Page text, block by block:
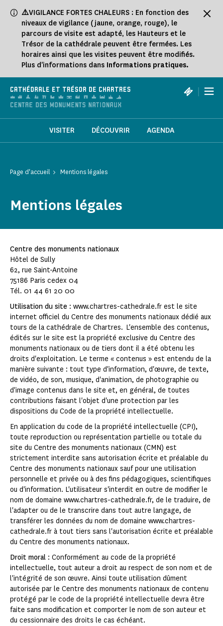
⚠️VIGILANCE FORTES CHALEURS : En fonction des
niveaux de vigilance (jaune, orange, rouge), le
parcours de visite est adapté, les Hauteurs et le
Trésor de la cathédrale peuvent être fermées. Les
horaires ainsi que les visites peuvent être modifiés.
Plus d'informations dans Informations pratiques.
CATHÉDRALE ET TRÉSOR DE CHARTRES |
VISITER DÉCOUVRIR AGENDA
Page d'accueil Mentions légales
Mentions légales
Centre des monuments nationaux
Hôtel de Sully
62, rue Saint-Antoine
75186 Paris cedex 04
Tél. 01 44 61 20 00
Utilisation du site : www.chartres-cathedrale.fr est le site
internet officiel du Centre des monuments nationaux dédié aux
tours de la cathédrale de Chartres. L'ensemble des contenus,
édités sur le site est la propriété exclusive du Centre des
monuments nationaux ou de tiers dont il a été obtenu les
droits d'exploitation. Le terme « contenus » est entendu de la
manière suivante : tout type d'information, d'œuvre, de texte,
de vidéo, de son, musique, d'animation, de photographie ou
d'image contenus dans le site et, en général, de toutes
contributions faisant l'objet d'une protection par les
dispositions du Code de la propriété intellectuelle.
En application du code de la propriété intellectuelle (CPI),
toute reproduction ou représentation partielle ou totale du
site du Centre des monuments nationaux (CMN) est
strictement interdite sans autorisation écrite et préalable du
Centre des monuments nationaux sauf pour une utilisation
personnelle et privée ou à des fins pédagogiques, scientifiques
ou d'information. L'utilisateur s'interdit en outre de modifier le
nom de domaine www.chartres-cathedrale.fr, de le traduire, de
l'adapter ou de le transcrire dans tout autre langage, de
transférer les données du nom de domaine www.chartres-
cathedrale.fr à tout tiers sans l'autorisation écrite et préalable
du Centre des monuments nationaux.
Droit moral : Conformément au code de la propriété
intellectuelle, tout auteur a droit au respect de son nom et de
l'intégrité de son œuvre. Ainsi toute utilisation dûment
autorisée par le Centre des monuments nationaux de contenu
protégé par le code de la propriété intellectuelle devra être
faite sans modification et comporter le nom de son auteur et
du cessionnaire des droits le cas échéant.